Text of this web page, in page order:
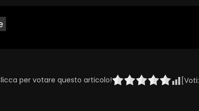
per votare questo articolo! [Voti: